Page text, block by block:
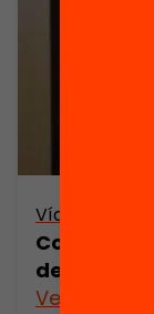
Vídeo
Com
dels
Veure’n més